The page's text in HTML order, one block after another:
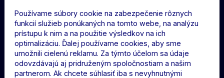
top
O NÁS
Predajňa DAC Store v MOL Aréne
Športová 1104/23, 929 01 Dunajská Streda
Email: store@dac1904.sk
Používame súbory cookie na zabezpečenie rôznych
funkcií služieb ponúkaných na tomto webe, na analýzu
prístupu k nim a na použitie výsledkov na ich
optimalizáciu. Ďalej používame cookies, aby sme
umožnili cielenú reklamu. Za týmto účelom sa údaje
odovzdávajú aj pridruženým spoločnostiam a našim
partnerom. Ak chcete súhlasiť iba s nevyhnutnými